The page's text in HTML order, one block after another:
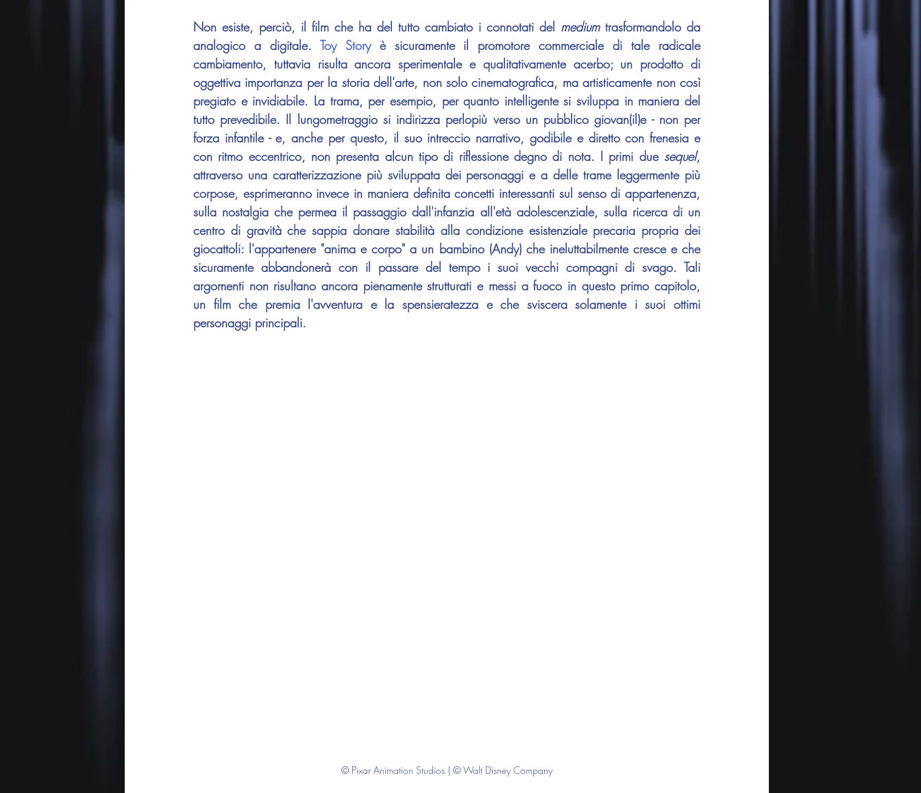
Non esiste, perciò, il film che ha del tutto cambiato i connotati del medium trasformandolo da
analogico a digitale. Toy Story è sicuramente il promotore commerciale di tale radicale
cambiamento, tuttavia risulta ancora sperimentale e qualitativamente acerbo; un prodotto di
oggettiva importanza per la storia dell'arte, non solo cinematografica, ma artisticamente non così
pregiato e invidiabile. La trama, per esempio, per quanto intelligente si sviluppa in maniera del
tutto prevedibile. Il lungometraggio si indirizza perlopiù verso un pubblico giovan(il)e - non per
forza infantile - e, anche per questo, il suo intreccio narrativo, godibile e diretto con frenesia e
con ritmo eccentrico, non presenta alcun tipo di riflessione degno di nota. I primi due sequel,
attraverso una caratterizzazione più sviluppata dei personaggi e a delle trame leggermente più
corpose, esprimeranno invece in maniera definita concetti interessanti sul senso di appartenenza,
sulla nostalgia che permea il passaggio dall'infanzia all'età adolescenziale, sulla ricerca di un
centro di gravità che sappia donare stabilità alla condizione esistenziale precaria propria dei
giocattoli: l'appartenere "anima e corpo" a un bambino (Andy) che ineluttabilmente cresce e che
sicuramente abbandonerà con il passare del tempo i suoi vecchi compagni di svago. Tali
argomenti non risultano ancora pienamente strutturati e messi a fuoco in questo primo capitolo,
un film che premia l'avventura e la spensieratezza e che sviscera solamente i suoi ottimi
personaggi principali.
© Pixar Animation Studios | © Walt Disney Company